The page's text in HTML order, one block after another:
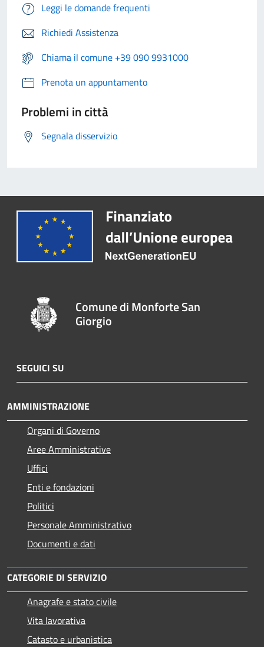
Leggi le domande frequenti
Richiedi Assistenza
Chiama il comune +39 090 9931000
Prenota un appuntamento
Problemi in città
Segnala disservizio
Comune di Monforte San
Giorgio
SEGUICI SU
AMMINISTRAZIONE
Organi di Governo
Aree Amministrative
Uffici
Enti e fondazioni
Politici
Personale Amministrativo
Documenti e dati
CATEGORIE DI SERVIZIO
Anagrafe e stato civile
Vita lavorativa
Catasto e urbanistica